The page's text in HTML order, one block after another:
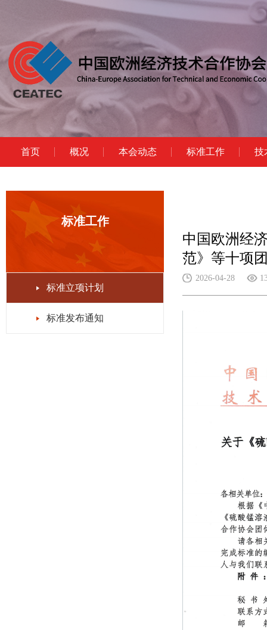
首页 概况 本会动态 标准工作 技
标准工作
标准立项计划
标准发布通知
中国欧洲经
范》等十项
2026-04-28